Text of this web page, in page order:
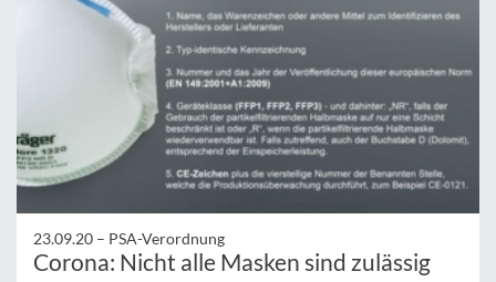
23.09.20 – PSA-Verordnung
Corona: Nicht alle Masken sind zulässig